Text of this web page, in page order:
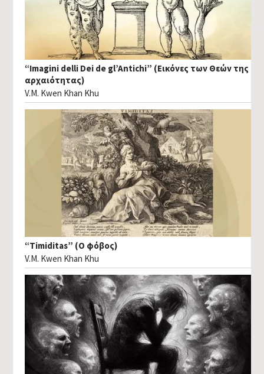
“Imagini delli Dei de gl’Antichi” (Εικόνες των Θεών της
αρχαιότητας)
V.M. Kwen Khan Khu
“Timiditas” (Ο φόβος)
V.M. Kwen Khan Khu